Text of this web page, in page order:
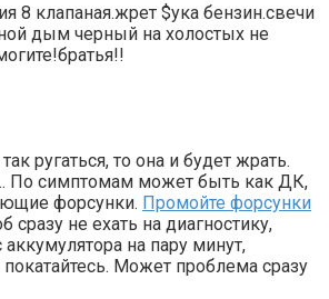
8 клапаная.жрет $ука бензин.свечи
дым черный на холостых не
ругаться, то она и будет жрать.
По симптомам может быть как ДК,
форсунки. Промойте форсунки
сразу не ехать на диагностику,
на пару минут,
покатайтесь. Может проблема сразу